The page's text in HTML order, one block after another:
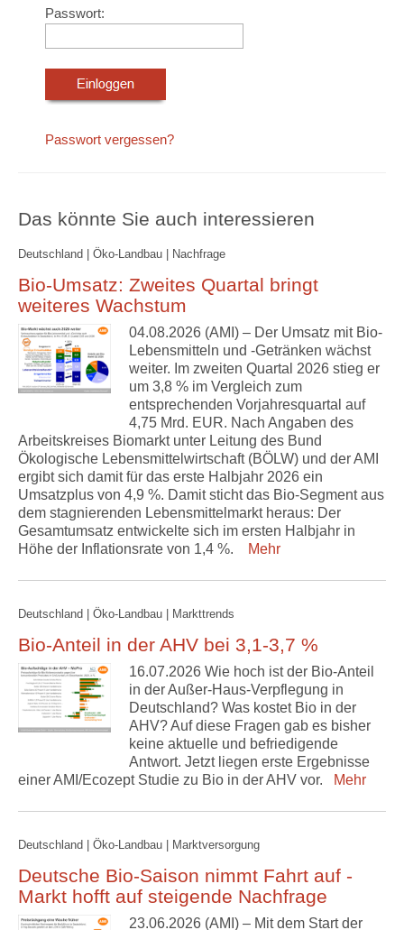
Passwort:
Passwort vergessen?
Das könnte Sie auch interessieren
Deutschland | Öko-Landbau | Nachfrage
Bio-Umsatz: Zweites Quartal bringt
weiteres Wachstum
04.08.2026 (AMI) – Der Umsatz mit Bio-
Lebensmitteln und -Getränken wächst
weiter. Im zweiten Quartal 2026 stieg er
um 3,8 % im Vergleich zum
entsprechenden Vorjahresquartal auf
4,75 Mrd. EUR. Nach Angaben des
Arbeitskreises Biomarkt unter Leitung des Bund
Ökologische Lebensmittelwirtschaft (BÖLW) und der AMI
ergibt sich damit für das erste Halbjahr 2026 ein
Umsatzplus von 4,9 %. Damit sticht das Bio-Segment aus
dem stagnierenden Lebensmittelmarkt heraus: Der
Gesamtumsatz entwickelte sich im ersten Halbjahr in
Höhe der Inflationsrate von 1,4 %.
Mehr
Deutschland | Öko-Landbau | Markttrends
Bio-Anteil in der AHV bei 3,1-3,7 %
16.07.2026 Wie hoch ist der Bio-Anteil
in der Außer-Haus-Verpflegung in
Deutschland? Was kostet Bio in der
AHV? Auf diese Fragen gab es bisher
keine aktuelle und befriedigende
Antwort. Jetzt liegen erste Ergebnisse
einer AMI/Ecozept Studie zu Bio in der AHV vor.
Mehr
Deutschland | Öko-Landbau | Marktversorgung
Deutsche Bio-Saison nimmt Fahrt auf -
Markt hofft auf steigende Nachfrage
23.06.2026 (AMI) – Mit dem Start der